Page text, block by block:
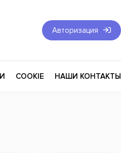
Авторизация
COOKIE НАШИ КОНТАКТЫ